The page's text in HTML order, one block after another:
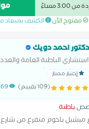
مساءً
مفتوح الآن الكشف بميعاد
دكتور احمد دويك
استشاري الباطنة العامة
بمستشفيات الشرطة- ماجستير
جامعة عين شمس - الزمالة
العامة.
إختيار ممتاز
(109 تقييم)
باطنة
ميشيل باخوم متفرع من